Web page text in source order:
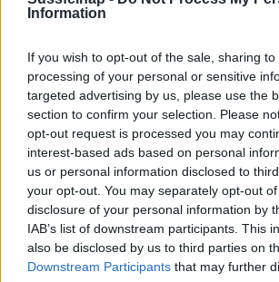
Information
If you wish to opt-out of the sale, sharing
processing of your personal or sensitive
targeted advertising by us, please use the
section to confirm your selection. Please
opt-out request is processed you may
interest-based ads based on personal
us or personal information disclosed to
your opt-out. You may separately opt-out
disclosure of your personal information by
IAB’s list of downstream participants. This
also be disclosed by us to third parties on
Downstream Participants that may further
1.
A spárga törzsét, a feje